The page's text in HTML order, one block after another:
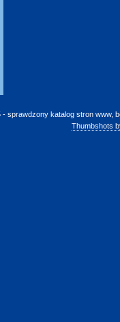
- sprawdzony katalog stron www,
Thumbshots